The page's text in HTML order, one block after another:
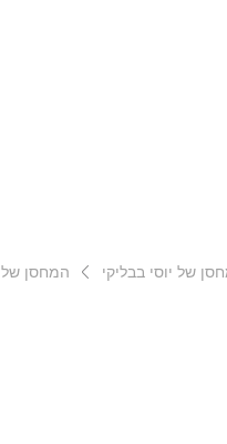
של יוסי בבליקי המחסן של